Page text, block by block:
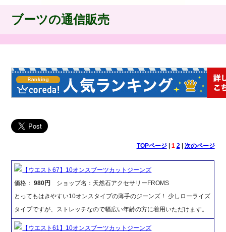
ブーツの通信販売
TOPページ| 1 2| 次のページ
【ウエスト67】10オンスブーツカットジーンズ
価格：980円
ショップ名：天然石アクセサリーFROMS
とってもはきやすい10オンスタイプの薄手のジーンズ！ 少しローライズ
タイプですが、ストレッチなので幅広い年齢の方に着用いただけます。
【ウエスト61】10オンスブーツカットジーンズ